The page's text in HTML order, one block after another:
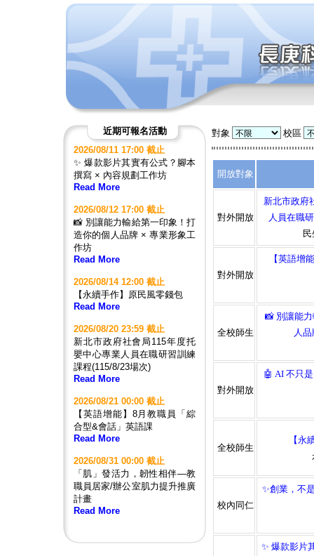
近期可報名活動
2026/08/11 17:00 截止
✨ 爆款影片其實有公式？腳本
撰寫 × 內容規劃工作坊
Read More
2026/08/12 17:00 截止
📸 別讓能力輸給第一印象！打
造你的個人品牌 × 專業形象工
作坊
Read More
2026/08/14 12:00 截止
【永續手作】原民風零錢包
Read More
2026/08/20 23:59 截止
新北市政府社會局115年度托
嬰中心專業人員在職研習訓練
課程(115/8/23場次)
Read More
2026/08/21 00:00 截止
【英語增能】8月教職員「綜
合型&會話」英語課
Read More
2026/08/31 00:00 截止
「肌」發活力，韌性相伴—教
職員居家/辦公室肌力提升推廣
計畫
Read More
對象 校區
開放對象
對外開放
新北市政府
人員在職
對外開放
【英語增
全校師生
📸 別讓能
人
對外開放
🤖 AI 不只
全校師生
【永
校內同仁
✨創業，不
✨ 爆款影片